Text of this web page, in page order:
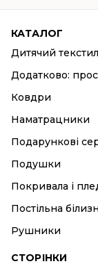
КАТАЛОГ
Дитячий
Додатково:
Ковдри
Наматрацники
Подарункові
Подушки
Покривала і
Постільна
Рушники
СТОРІНКИ